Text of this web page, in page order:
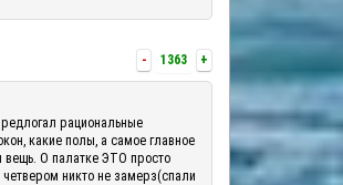
- 1363 +
рациональные
какие полы, а самое главное
вещь. О палатке ЭТО просто
никто не замерз(спали